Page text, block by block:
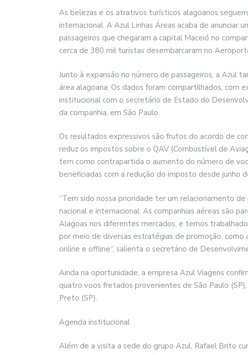
As belezas e os atrativos turísticos alagoanos
internacional. A Azul Linhas Áreas acaba de anunciar
passageiros que chegaram a capital Maceió no
cerca de 380 mil turistas desembarcaram no
Junto à expansão no número de passageiros, a Azul
área alagoana. Os dados foram compartilhados, com
institucional com o secretário de Estado do
da companhia, em São Paulo.
Os resultados expressivos são frutos do acordo de
reduz os impostos sobre o QAV (Combustível de
tem como contrapartida o aumento do número de
beneficiadas com a redução do imposto desde junho
“Tem sido nossa prioridade ter um relacionamento
nacional e internacional. As companhias aéreas são
Alagoas nos diferentes mercados, e temos
por meio de diversas estratégias de promoção, como
online e offline“, salienta o secretário de
Ainda na oportunidade, a empresa Azul Viagens
quatro voos fretados provenientes de São Paulo
Preto (SP).
Agenda institucional
Além de a visita a sede do grupo Azul, Rafael Brito